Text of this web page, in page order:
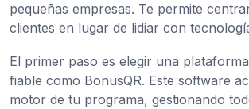
pequeñas empresas. Te permite
clientes en lugar de lidiar con
El primer paso es elegir una
fiable como BonusQR. Este software
motor de tu programa, gestionando